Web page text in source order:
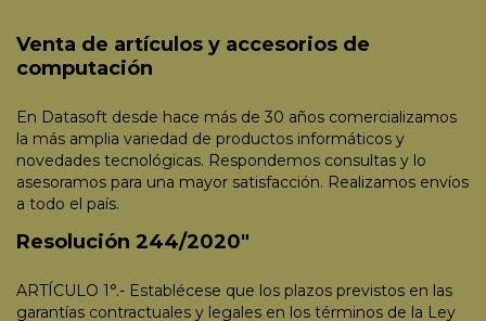
Venta de artículos y accesorios de
computación
En Datasoft desde hace más de 30 años comercializamos
la más amplia variedad de productos informáticos y
novedades tecnológicas. Respondemos consultas y lo
asesoramos para una mayor satisfacción. Realizamos envíos
a todo el país.
Resolución 244/2020"
ARTÍCULO 1°.- Establécese que los plazos previstos en las
garantías contractuales y legales en los términos de la Ley